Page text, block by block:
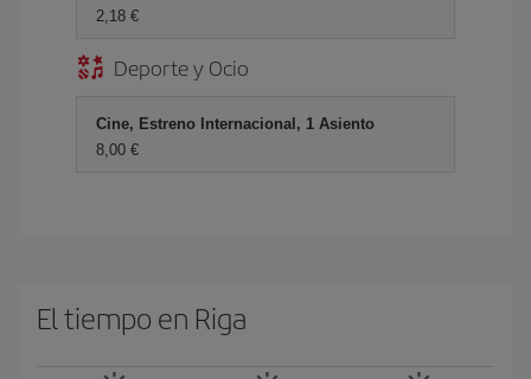
2,18 €
Deporte y Ocio
Cine, Estreno Internacional, 1 Asiento
8,00 €
El tiempo en Riga